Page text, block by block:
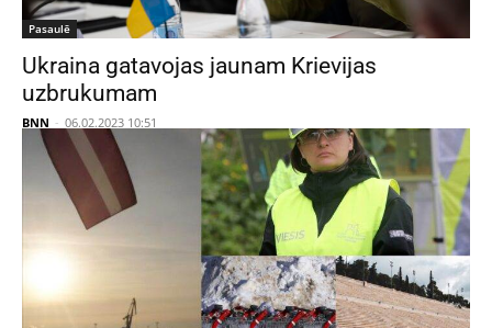
Pasaulē
Ukraina gatavojas jaunam Krievijas
uzbrukumam
BNN - 06.02.2023 10:51